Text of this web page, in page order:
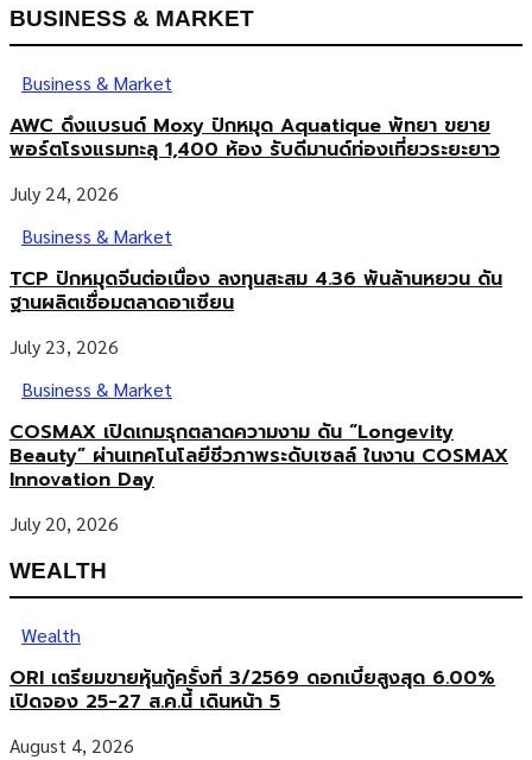
BUSINESS & MARKET
Business & Market
AWC ดึงแบรนด์ Moxy ปักหมุด Aquatique พัทยา ขยาย
พอร์ตโรงแรมทะลุ 1,400 ห้อง รับดีมานด์ท่องเที่ยวระยะยาว
July 24, 2026
Business & Market
TCP ปักหมุดจีนต่อเนื่อง ลงทุนสะสม 4.36 พันล้านหยวน ดัน
ฐานผลิตเชื่อมตลาดอาเซียน
July 23, 2026
Business & Market
COSMAX เปิดเกมรุกตลาดความงาม ดัน “Longevity
Beauty” ผ่านเทคโนโลยีชีวภาพระดับเซลล์ ในงาน COSMAX
Innovation Day
July 20, 2026
WEALTH
Wealth
ORI เตรียมขายหุ้นกู้ครั้งที่ 3/2569 ดอกเบี้ยสูงสุด 6.00%
เปิดจอง 25-27 ส.ค.นี้ เดินหน้า 5
August 4, 2026